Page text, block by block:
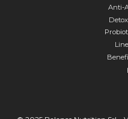
Anti-